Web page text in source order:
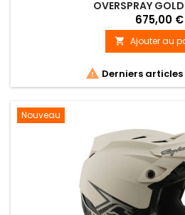
OVERSPRAY
675,00 €
 Ajouter au
 Derniers
Nouveau